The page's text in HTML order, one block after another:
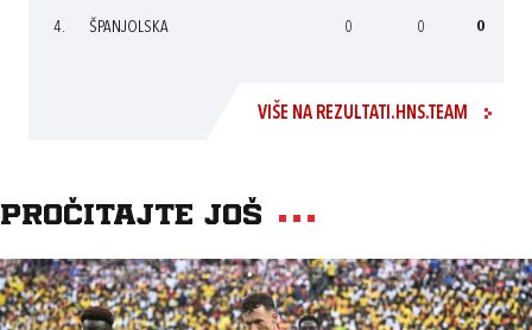
4. ŠPANJOLSKA 0 0 0
VIŠE NA REZULTATI.HNS.TEAM
Pročitajte još